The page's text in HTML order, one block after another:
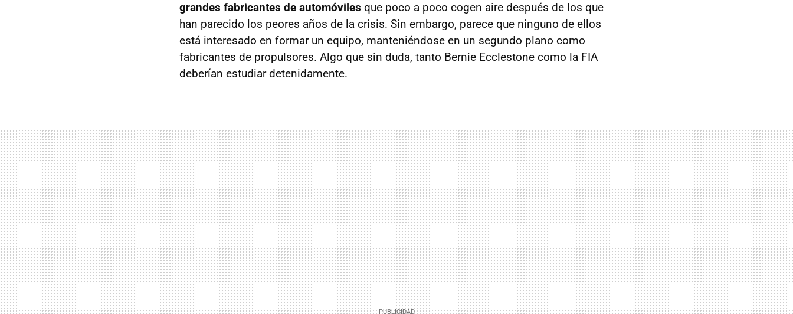
grandes fabricantes de automóviles que poco a poco cogen aire después de los que
han parecido los peores años de la crisis. Sin embargo, parece que ninguno de ellos
está interesado en formar un equipo, manteniéndose en un segundo plano como
fabricantes de propulsores. Algo que sin duda, tanto Bernie Ecclestone como la FIA
deberían estudiar detenidamente.